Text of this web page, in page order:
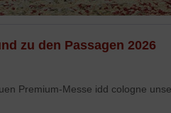
zu den Passagen 2026
Premium-Messe idd cologne